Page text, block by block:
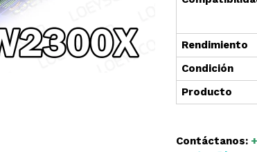
Rendimiento
Condición
Producto
Contáctanos: